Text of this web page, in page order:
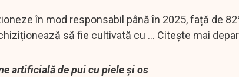
în mod responsabil până în 2025, față de
să fie cultivată cu ... Citește mai
artificială de pui cu piele și os